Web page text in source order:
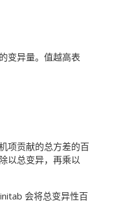
变异量。值越高表
项贡献的总方差的百
以总变异，再乘以
会将总变异性百